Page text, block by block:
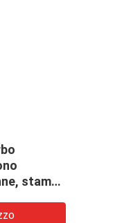
stampo